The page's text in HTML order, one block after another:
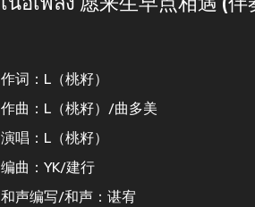
เนื้อเพลง 愿来生早点相遇 (伴
作词：L（桃籽）
作曲：L（桃籽）/曲多美
演唱：L（桃籽）
编曲：YK/建行
和声编写/和声：谌宥